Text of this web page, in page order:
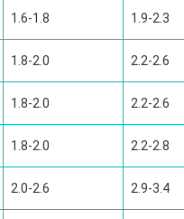
1.6-1.8 1.9-2.3
1.8-2.0 2.2-2.6
1.8-2.0 2.2-2.6
1.8-2.0 2.2-2.8
2.0-2.6 2.9-3.4